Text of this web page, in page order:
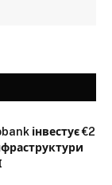
інвестує €2